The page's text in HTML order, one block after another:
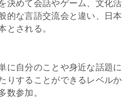
決めて会話やゲーム、文化活
的な言語交流会と違い、日本
とされる。
に自分のことや身近な話題に
りすることができるレベルか
数参加。